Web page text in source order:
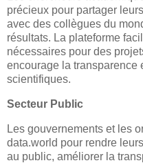
précieux pour partager
avec des collègues du
résultats. La plateforme
nécessaires pour des
encourage la transparence
scientifiques.
Secteur Public
Les gouvernements et les
data.world pour rendre
au public, améliorer la